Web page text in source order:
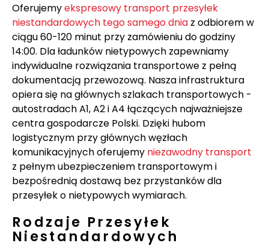
Oferujemyekspresowy transport przesyłek
niestandardowych tego samego dnia z odbiorem w
ciągu 60-120 minut przy zamówieniu do godziny
14:00. Dla ładunków nietypowych zapewniamy
indywidualne rozwiązania transportowe z pełną
dokumentacją przewozową. Nasza infrastruktura
opiera się na głównych szlakach transportowych -
autostradach A1, A2 i A4 łączących najważniejsze
centra gospodarcze Polski. Dzięki hubom
logistycznym przy głównych węzłach
komunikacyjnych oferujemy niezawodny transport
z pełnym ubezpieczeniem transportowym i
bezpośrednią dostawą bez przystanków dla
przesyłek o nietypowych wymiarach.
Rodzaje Przesyłek
Niestandardowych